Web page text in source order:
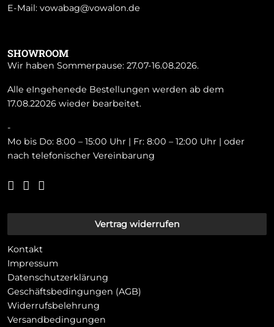
E-Mail: vowabag@vowalon.de
SHOWROOM
Wir haben Sommerpause: 27.07-16.08.2026.
Alle eIngehenede Bestellungen werden ab dem
17.08.22026 wieder bearbeitet.
-
Mo bis Do: 8:00 – 15:00 Uhr | Fr: 8:00 – 12:00 Uhr | oder
nach telefonischer Vereinbarung
Vertrag widerrufen
Kontakt
Impressum
Datenschutzerklärung
Geschäftsbedingungen (AGB)
Widerrufsbelehrung
Versandbedingungen